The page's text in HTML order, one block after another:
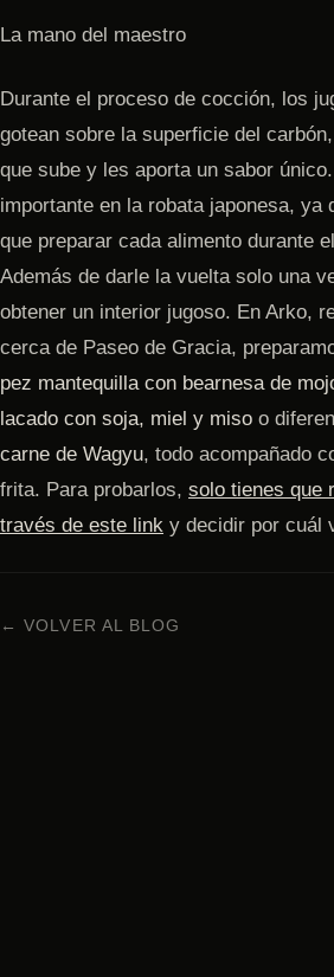
La mano del maestro
Durante el proceso de cocción, los
gotean sobre la superficie del
que sube y les aporta un sabor
importante en la robata japonesa, ya
que preparar cada alimento durante
Además de darle la vuelta solo una
obtener un interior jugoso. En Arko,
cerca de Paseo de Gracia,
pez mantequilla con bearnesa de
lacado con soja, miel y miso o
carne de Wagyu, todo acompañado
frita. Para probarlos, solo tienes que
través de este link y decidir por cuál
← VOLVER AL BLOG